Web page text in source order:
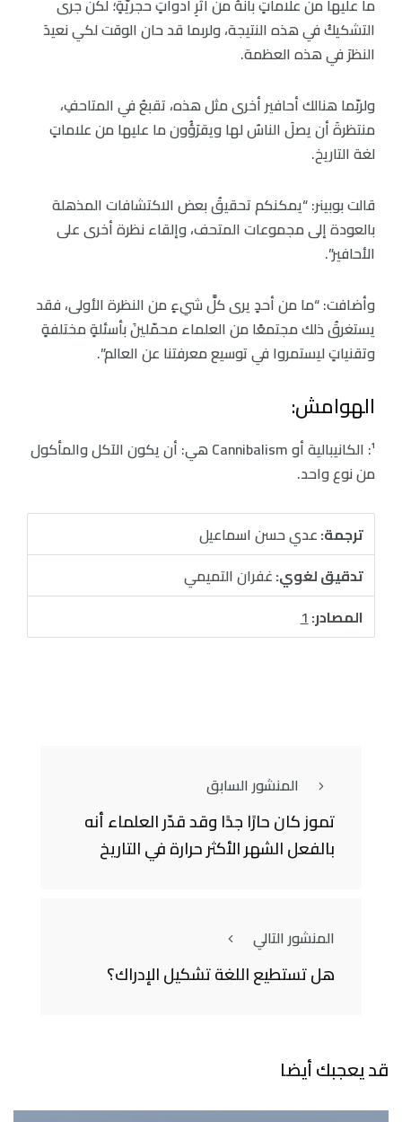
ما عليها من علاماتٍ بأنّهُ من أثرِ أدواتٍ حجريّةٍ؛ لكن جرى
التشكيكُ في هذه النتيجة، ولربما قد حان الوقت لكي نعيدَ
النظرَ في هذه العظمة.
ولربّما هنالك أحافير أخرى مثل هذه، تقبعُ في المتاحفِ،
منتظرةَ أن يصلَ الناسُ لها ويقرَؤُون ما عليها من علاماتٍ
لغة التاريخ.
قالت بوبينر: “يمكنكم تحقيقُ بعض الاكتشافات المذهلة
بالعودة إلى مجموعات المتحف، وإلقاء نظرة أخرى على
الأحافير”.
وأضافت: “ما من أحدٍ يرى كلَّ شيءٍ من النظرة الأولى، فقد
يستغرقُ ذلك مجتمعًا من العلماء محمّلينَ بأسئلةٍ مختلفةٍ
وتقنياتٍ ليستمروا في توسيع معرفتنا عن العالم”.
الهوامش:
¹: الكانيبالية أو Cannibalism هي: أن يكون الآكل والمأكول
من نوع واحد.
ترجمة:عدي حسن اسماعيل
تدقيق لغوي:غفران التميمي
المصادر:1
المنشور السابق
تموز كان حارًا جدًا وقد قدّر العلماء أنه
بالفعل الشهر الأكثر حرارة في التاريخ
المنشور التالي
هل تستطيع اللغة تشكيل الإدراك؟
قد يعجبك أيضا